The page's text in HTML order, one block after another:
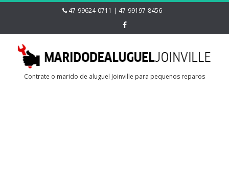
47-99624-0711 | 47-99197-8456
Contrate o marido de aluguel Joinville para pequenos reparos